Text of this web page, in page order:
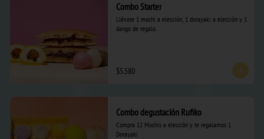
Combo Starter
Llévate 1 mochi a elección, 1 dorayaki a elección y 1
dango de regalo.
$5.580
Combo degustación Rufiko
Compra 12 Mochis a elección y te regalamos 1
Dorayaki